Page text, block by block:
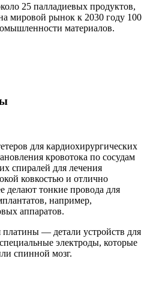
25 палладиевых продуктов,
мировой рынок к 2030 году 100
материалов.
для кардиохирургических
кровотока по сосудам
спиралей для лечения
ковкостью и отлично
делают тонкие провода для
например,
аппаратов.
— детали устройств для
электроды, которые
спинной мозг.